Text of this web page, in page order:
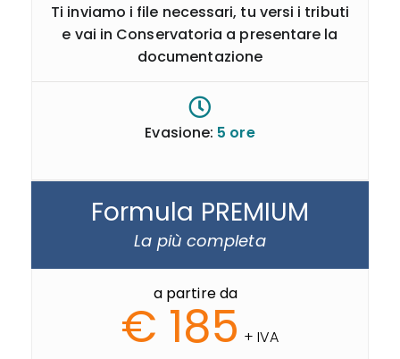
Ti inviamo i file necessari, tu versi i tributi
e vai in Conservatoria a presentare la
documentazione
Evasione: 5 ore
Formula PREMIUM
La più completa
a partire da
€ 185 + IVA